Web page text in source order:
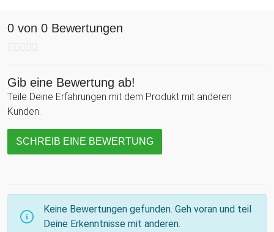
0 von 0 Bewertungen
Gib eine Bewertung ab!
Teile Deine Erfahrungen mit dem Produkt mit anderen
Kunden.
SCHREIB EINE BEWERTUNG
Keine Bewertungen gefunden. Geh voran und teil
Deine Erkenntnisse mit anderen.